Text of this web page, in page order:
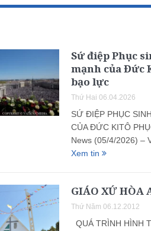
Sứ điệp Phục
mạnh của Đức
bạo lực
Thứ Hai 06.04.2026
SỨ ĐIỆP PHỤC
CỦA ĐỨC KITÔ
News (05/4/2026) –
Xem tin
GIÁO XỨ HÒA
Thứ Năm 06.12.2012
QUÁ TRÌNH HÌNH